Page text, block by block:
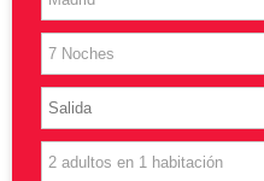
Islas
Caribe
Grandes Viajes